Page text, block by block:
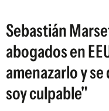
Sebastián
abogados en
amenazarlo y
soy culpable"